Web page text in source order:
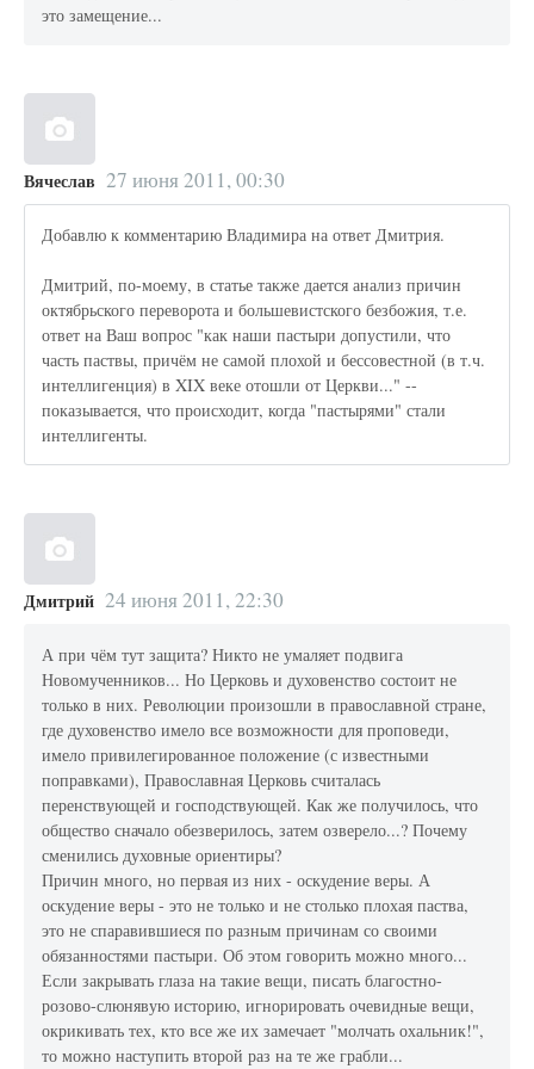
это замещение...
Вячеслав 27 июня 2011, 00:30
Добавлю к комментарию Владимира на ответ Дмитрия.
Дмитрий, по-моему, в статье также дается анализ причин
октябрьского переворота и большевистского безбожия, т.е.
ответ на Ваш вопрос "как наши пастыри допустили, что
часть паствы, причём не самой плохой и бессовестной (в т.ч.
интеллигенция) в XIX веке отошли от Церкви..." --
показывается, что происходит, когда "пастырями" стали
интеллигенты.
Дмитрий 24 июня 2011, 22:30
А при чём тут защита? Никто не умаляет подвига
Новомученников... Но Церковь и духовенство состоит не
только в них. Революции произошли в православной стране,
где духовенство имело все возможности для проповеди,
имело привилегированное положение (с известными
поправками), Православная Церковь считалась
перенствующей и господствующей. Как же получилось, что
общество сначало обезверилось, затем озверело...? Почему
сменились духовные ориентиры?
Причин много, но первая из них - оскудение веры. А
оскудение веры - это не только и не столько плохая паства,
это не спаравившиеся по разным причинам со своими
обязанностями пастыри. Об этом говорить можно много...
Если закрывать глаза на такие вещи, писать благостно-
розово-слюнявую историю, игнорировать очевидные вещи,
окрикивать тех, кто все же их замечает "молчать охальник!",
то можно наступить второй раз на те же грабли...